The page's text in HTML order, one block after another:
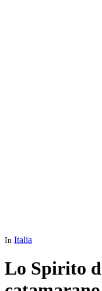
In Italia
Lo Spirito